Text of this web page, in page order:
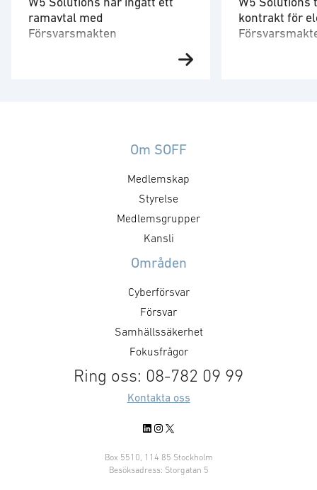
ramavtal med
Försvarsmakten
ramavtalstiden inklusive
omfattar service, support och
reservdelar, inklusive leverans av
kompletterande utrustning för
finns möjlighet till förlängning
kontrakt för
Om SOFF
Medlemskap
Styrelse
Medlemsgrupper
Kansli
Områden
Cyberförsvar
Försvar
Samhällssäkerhet
Fokusfrågor
Ring oss: 08-782 09 99
Kontakta oss
LinkedIn
Instagram
X
Box 5510, 114 85 Stockholm
Besöksadress: Storgatan 5